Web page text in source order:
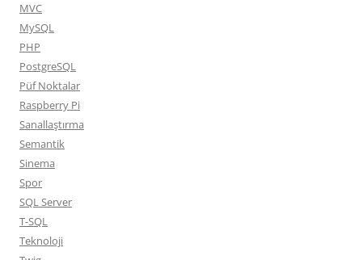
MVC
MySQL
PHP
PostgreSQL
Püf Noktalar
Raspberry Pi
Sanallaştırma
Semantik
Sinema
Spor
SQL Server
T-SQL
Teknoloji